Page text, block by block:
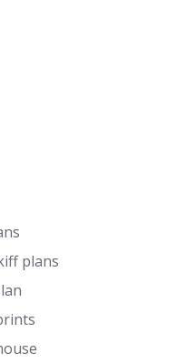
plans